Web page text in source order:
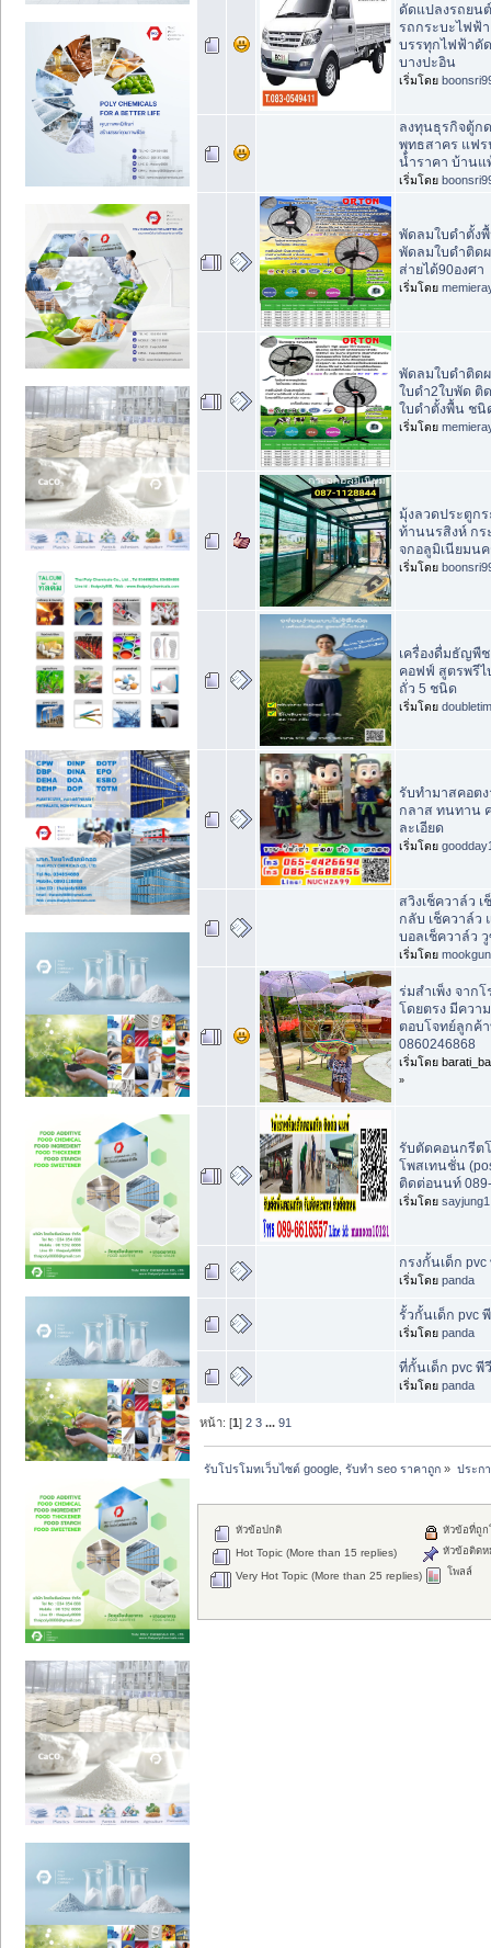
ดัดแปลงรถยน
รถกระบะไฟฟ้
บรรทุกไฟฟ้าดั
บางปะอิน
เริ่มโดย
ลงทุนธุรกิจตู้ก
พุทธสาคร แฟร
น้ำราคา บ้านแ
เริ่มโดย
พัดลมใบดำตั้ง
พัดลมใบดำติด
ส่ายได้90องศา
เริ่มโดย
พัดลมใบดำติด
ใบดำ2ใบพัด ติ
ใบดำตั้งพื้น ชนิ
เริ่มโดย
มุ้งลวดประตูก
ท้านนรสิงห์ กร
จกอลูมิเนียมน
เริ่มโดย
เครื่องดื่มธัญพื
คอฟฟ์ สูตรพรีไ
ถั่ว 5 ชนิด
เริ่มโดย
รับทำมาสคอต
กลาส ทนทาน
ละเอียด
เริ่มโดย
สวิงเช็ควาล์ว
กลับ เช็ควาล์ว
บอลเช็ควาล์ว
เริ่มโดย
ร่มสำเพ็ง จาก
โดยตรง มีควา
ตอบโจทย์ลูกค้
0860246868
เริ่มโดย
»
รับตัดคอนกรีต
โพสเทนชั่น
ติดต่อนนท์
เริ่มโดย sayjung1
กรงกั้นเด็ก pvc
เริ่มโดย panda
รั้วกั้นเด็ก pvc
เริ่มโดย panda
ที่กั้นเด็ก pvc พี
เริ่มโดย panda
หน้า: [1]2 3 ...91
รับโปรโมทเว็บไซต์ google, รับทำ seo ราคาถูก » ประก
หัวข้อปกติ
Hot Topic (More than 15 replies)
Very Hot Topic (More than 25 replies)
หัวข้อที่ถู
หัวข้อติดห
โพลล์